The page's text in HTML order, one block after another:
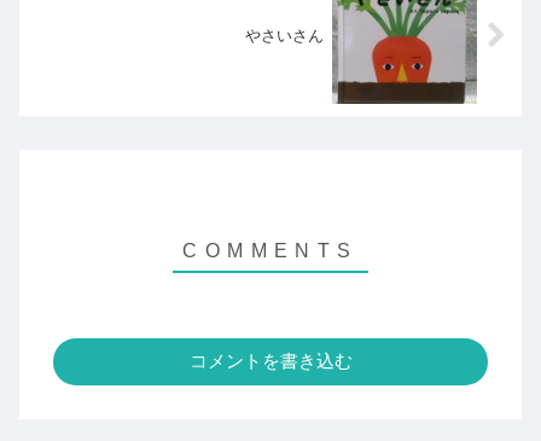
やさいさん
コメントを書き込む